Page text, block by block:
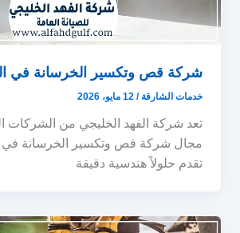
شركة قص وتكسير الخرسانة في
خدمات الشارقة /12 مايو، 2026
تعد شركة الفهد الخليجي من
مجال شركة قص وتكسير الخرسانة في
تقدم حلولاً هندسية دقيقة